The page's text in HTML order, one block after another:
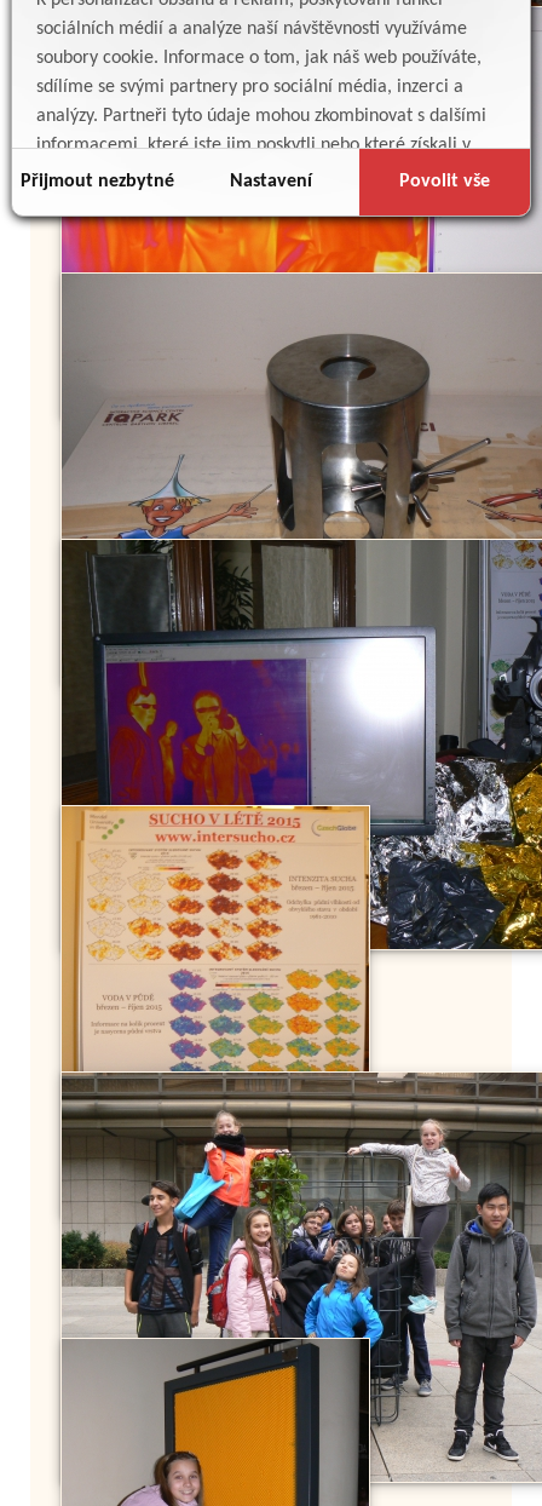
sociálních médií a analýze naší návštěvnosti využíváme
soubory cookie. Informace o tom, jak náš web používáte,
sdílíme se svými partnery pro sociální média, inzerci a
analýzy. Partneři tyto údaje mohou zkombinovat s dalšími
informacemi, které jste jim poskytli nebo které získali v
důsledku toho, že používáte jejich služby.
Přijmout nezbytné Nastavení Povolit vše